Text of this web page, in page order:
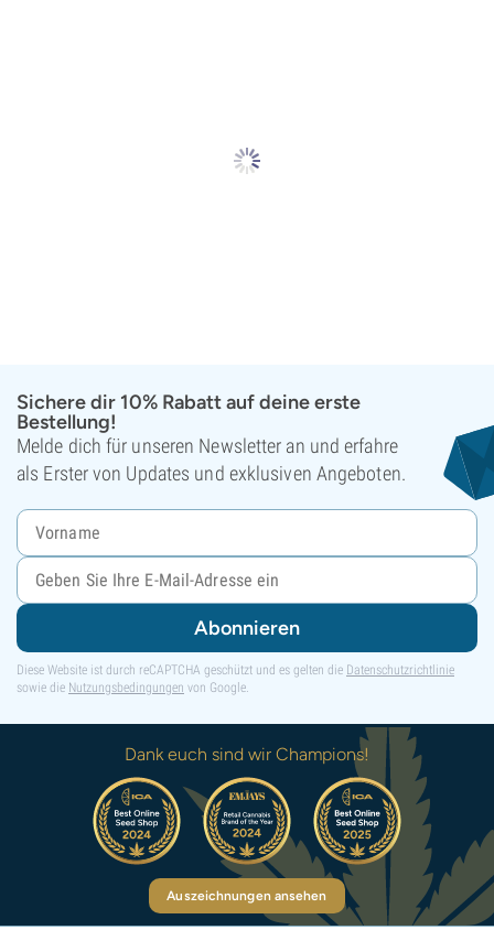
Sichere dir 10% Rabatt auf deine erste
Bestellung!
Melde dich für unseren Newsletter an und erfahre
als Erster von Updates und exklusiven Angeboten.
Abonnieren
Diese Website ist durch reCAPTCHA geschützt und es gelten die Datenschutzrichtlinie
sowie die Nutzungsbedingungen von Google.
Dank euch sind wir Champions!
Auszeichnungen ansehen